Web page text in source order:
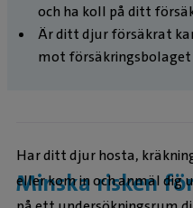
och ha koll på ditt
Är ditt djur försäkrat
mot
Minska risken
Har ditt djur hosta,
eller kom in och anmäl dig